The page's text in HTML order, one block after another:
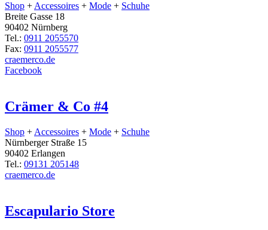
Shop + Accessoires + Mode + Schuhe
Breite Gasse 18
90402 Nürnberg
Tel.: 0911 2055570
Fax: 0911 2055577
craemerco.de
Facebook
Crämer & Co #4
Shop + Accessoires + Mode + Schuhe
Nürnberger Straße 15
90402 Erlangen
Tel.: 09131 205148
craemerco.de
Escapulario Store